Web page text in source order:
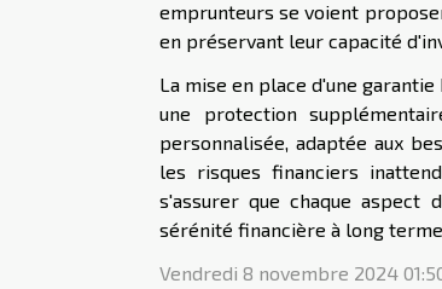
emprunteurs se voient
en préservant leur capacité
La mise en place d'une
une protection
personnalisée, adaptée aux
les risques financiers
s'assurer que chaque
sérénité financière à long terme.
Vendredi 8 novembre 2024